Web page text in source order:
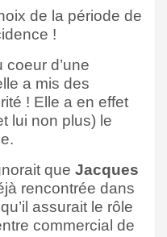
de la période de
!
d’une
a mis des
! Elle a en effet
lui non plus) le
que Jacques
rencontrée dans
assurait le rôle
commercial de